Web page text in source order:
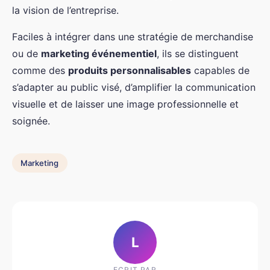
la vision de l’entreprise.
Faciles à intégrer dans une stratégie de merchandise
ou de marketing événementiel, ils se distinguent
comme des produits personnalisables capables de
s’adapter au public visé, d’amplifier la communication
visuelle et de laisser une image professionnelle et
soignée.
Marketing
L